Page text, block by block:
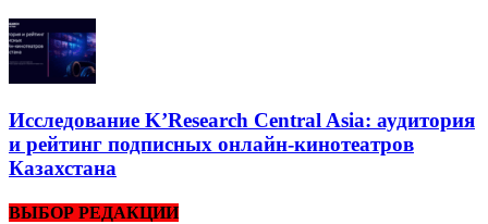
Исследование K’Research Central Asia: аудитория
и рейтинг подписных онлайн-кинотеатров
Казахстана
ВЫБОР РЕДАКЦИИ